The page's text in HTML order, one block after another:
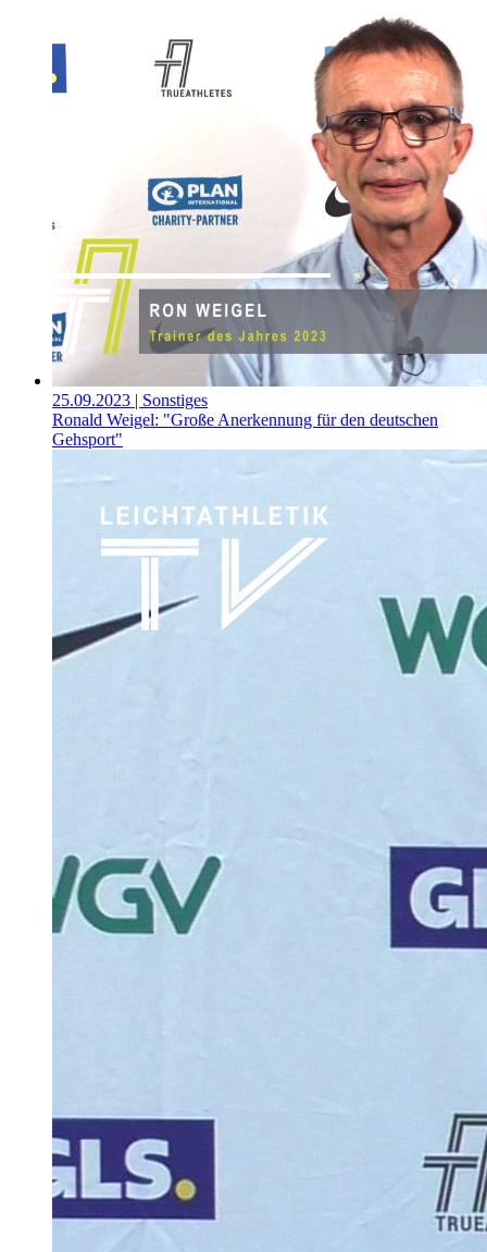
25.09.2023 | Sonstiges
Ronald Weigel: "Große Anerkennung für den deutschen
Gehsport"